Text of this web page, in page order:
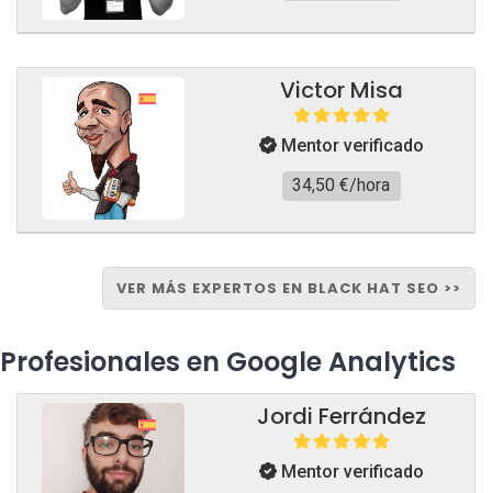
Victor Misa
Mentor verificado
34,50 €/hora
VER MÁS EXPERTOS EN BLACK HAT SEO >>
Profesionales en Google Analytics
Jordi Ferrández
Mentor verificado